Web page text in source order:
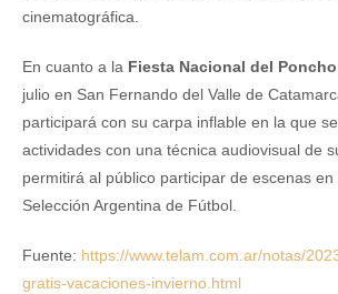
cinematográfica.
En cuanto a la Fiesta Nacional del Poncho
julio en San Fernando del Valle de
participará con su carpa inflable en la que
actividades con una técnica audiovisual de
permitirá al público participar de escenas
Selección Argentina de Fútbol.
Fuente: https://www.telam.com.ar/notas/
gratis-vacaciones-invierno.html